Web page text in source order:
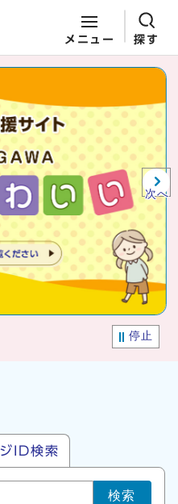
メニュー 探す
木津川市役所か
。
次へ
停止
ID検索
検索